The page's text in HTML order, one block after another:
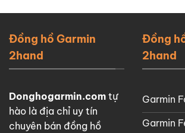
Đồng hồ Garmin
2hand
Donghogarmin.com tự
hào là địa chỉ uy tín
chuyên bán đồng hồ
Đồng
2hand
Garmin
Garmin